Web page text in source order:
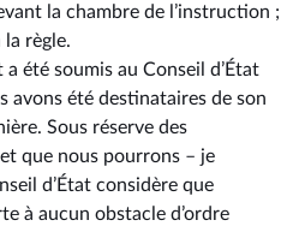
la chambre de l’instruction ;
la règle.
a été soumis au Conseil d’État
avons été destinataires de son
Sous réserve des
que nous pourrons –⁠ je
d’État considère que
à aucun obstacle d’ordre